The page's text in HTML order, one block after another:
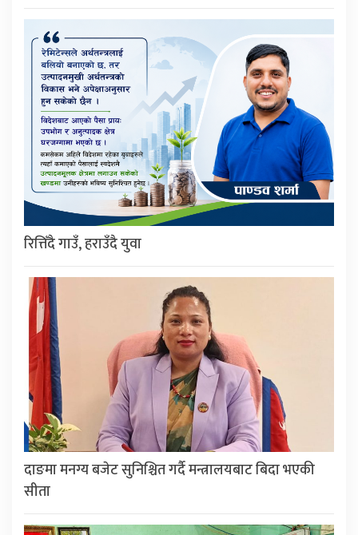
रित्तिँदै गाउँ, हराउँदै युवा
दाङमा मनग्य बजेट सुनिश्चित गर्दै मन्त्रालयबाट बिदा भएकी
सीता